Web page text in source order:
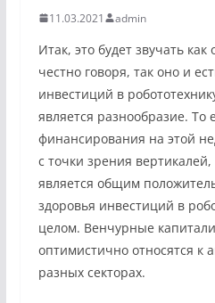
11.03.2021 admin
Итак, это будетзвучать как
честно говоря, так оно и
инвестиций в
является разнообразие. То
финансирования на этой
с точки зрения
является общим
здоровья инвестиций в
целом. Венчурные
оптимистично относятся к
разных секторах.